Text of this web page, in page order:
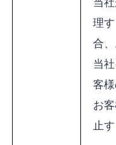
理
合
当
客
お
止